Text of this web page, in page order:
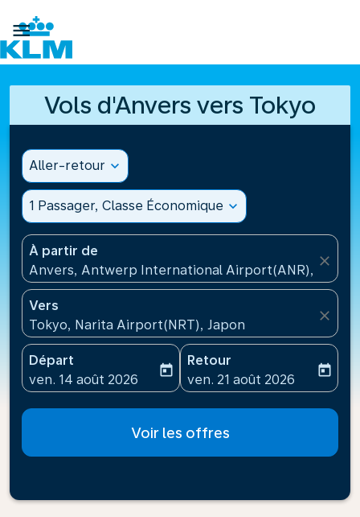

Vols d'Anvers vers Tokyo
Aller-retour expand_more
1 Passager, Classe Économique expand_more
À partir de
Anvers, Antwerp International Airport(ANR),
close
Vers
Tokyo, Narita Airport(NRT), Japon
close
Départ
fc-booking-departure-date-aria-label
ven. 14 août 2026
today
Retour
fc-booking-return-date-
ven. 21 août 2026
today
Voir les offres